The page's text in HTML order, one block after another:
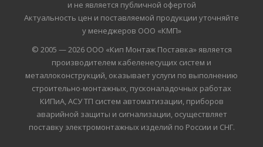
и не является публичной офертой
Актуальность цен и поставляемой продукции уточняйте
у менеджеров ООО «КМП»
© 2005 — 2026 ООО «Кип Монтаж Поставка» является
производителем кабеленесущих систем и
металлоконструкций, оказывает услуги по выполнению
строительно-монтажных, пусконаладочных работах
КИПиА, АСУ ТП систем автоматизации, приборов
аварийной защиты и сигнализации, осуществляет
поставку электромонтажных изделий по России и СНГ.